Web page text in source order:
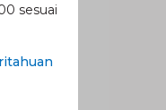
sesuai